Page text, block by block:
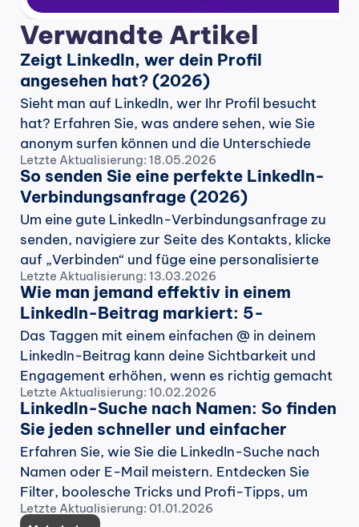
Verwandte Artikel
Zeigt LinkedIn, wer dein Profil
angesehen hat? (2026)
Sieht man auf LinkedIn, wer Ihr Profil besucht
hat? Erfahren Sie, was andere sehen, wie Sie
anonym surfen können und die Unterschiede
zwischen kostenlosen und Premium-Konten.
Letzte Aktualisierung: 18.05.2026
So senden Sie eine perfekte LinkedIn-
Verbindungsanfrage (2026)
Um eine gute LinkedIn-Verbindungsanfrage zu
senden, navigiere zur Seite des Kontakts, klicke
auf „Verbinden“ und füge eine personalisierte
Nachricht hinzu. Hier sind einige Vorlagen für
dich.
Letzte Aktualisierung: 13.03.2026
Wie man jemand effektiv in einem
LinkedIn-Beitrag markiert: 5-
Schritte-Anleitung
Das Taggen mit einem einfachen @ in deinem
LinkedIn-Beitrag kann deine Sichtbarkeit und
Engagement erhöhen, wenn es richtig gemacht
wird. Aber es gibt einige bewährte Praktiken, die
befolgt werden sollten.
Letzte Aktualisierung: 10.02.2026
LinkedIn-Suche nach Namen: So finden
Sie jeden schneller und einfacher
Erfahren Sie, wie Sie die LinkedIn-Suche nach
Namen oder E-Mail meistern. Entdecken Sie
Filter, boolesche Tricks und Profi-Tipps, um
schneller jeden auf LinkedIn zu finden und wie
Letzte Aktualisierung: 01.01.2026